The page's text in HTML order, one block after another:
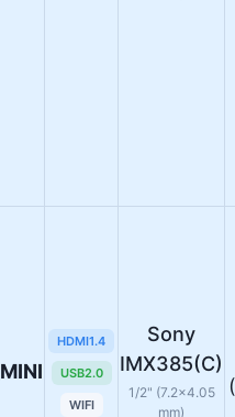
HDMI1.4
USB2.0
WIFI
Sony
IMX385(C)
1/2" (7.2×4.05
mm)